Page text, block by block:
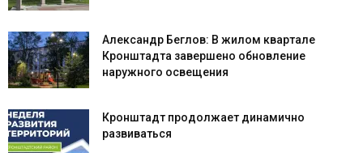
Александр Беглов: В жилом квартале
Кронштадта завершено обновление
наружного освещения
Кронштадт продолжает динамично
развиваться